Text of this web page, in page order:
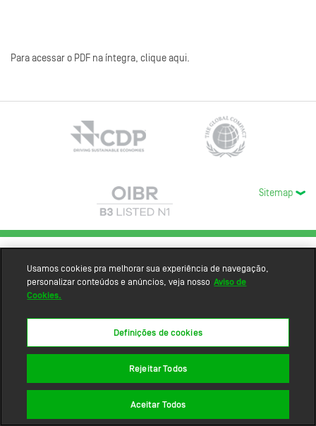
Para acessar o PDF na íntegra, clique aqui.
Sitemap
Usamos cookies pra melhorar sua experiência de navegação,
personalizar conteúdos e anúncios, veja nosso Aviso de
Cookies.
Definições de cookies
Rejeitar Todos
Aceitar Todos